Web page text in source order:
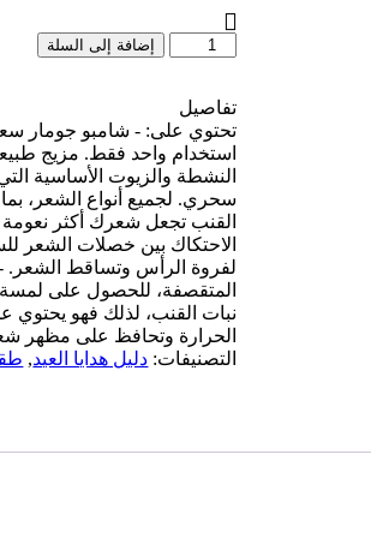
كمية
المكثف
للشعر
إضافة إلى السلة
تفاصيل
استخدام واحد فقط. مزيج
النشطة والزيوت الأساسية
القنب تجعل شعرك أكثر
الاحتكاك بين خصلات الشعر
لفروة الرأس وتساقط
المتقصفة، للحصول على لمسة
نبات القنب، لذلك فهو يحتوي
الحرارة وتحافظ على مظهر
التصنيفات: دليل هدايا العيد,